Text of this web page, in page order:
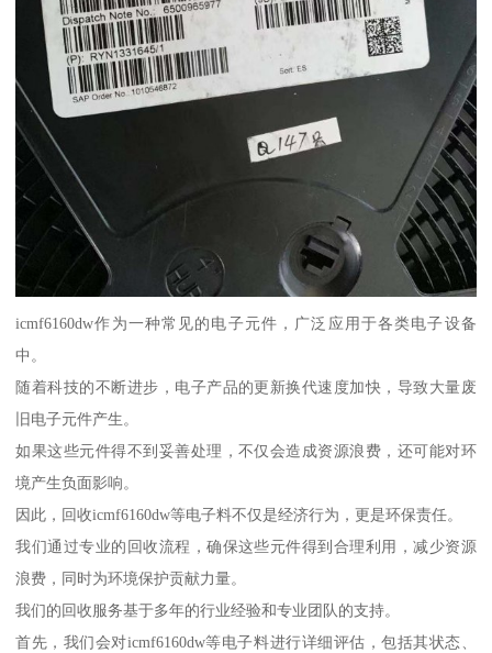
icmf6160dw作为一种常见的电子元件，广泛应用于各类电子设备
中。
随着科技的不断进步，电子产品的更新换代速度加快，导致大量废
旧电子元件产生。
如果这些元件得不到妥善处理，不仅会造成资源浪费，还可能对环
境产生负面影响。
因此，回收icmf6160dw等电子料不仅是经济行为，更是环保责任。
我们通过专业的回收流程，确保这些元件得到合理利用，减少资源
浪费，同时为环境保护贡献力量。
我们的回收服务基于多年的行业经验和专业团队的支持。
首先，我们会对icmf6160dw等电子料进行详细评估，包括其状态、